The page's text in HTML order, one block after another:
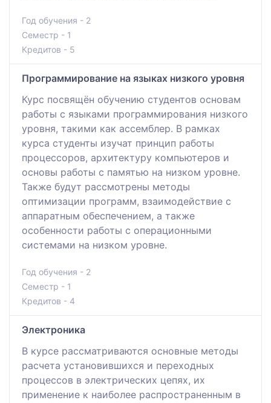
Год обучения - 2
Семестр - 1
Кредитов - 5
Программирование на языках низкого уровня
Курс посвящён обучению студентов основам
работы с языками программирования низкого
уровня, такими как ассемблер. В рамках
курса студенты изучат принцип работы
процессоров, архитектуру компьютеров и
основы работы с памятью на низком уровне.
Также будут рассмотрены методы
оптимизации программ, взаимодействие с
аппаратным обеспечением, а также
особенности работы с операционными
системами на низком уровне.
Год обучения - 2
Семестр - 1
Кредитов - 4
Электроника
В курсе рассматриваются основные методы
расчета установившихся и переходных
процессов в электрических цепях, их
применение к наиболее распространенным в